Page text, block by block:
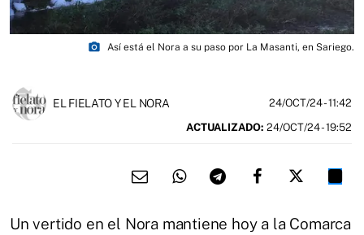
photo_camera Así está el Nora a su paso por La Masanti, en Sariego.
EL FIELATO Y EL NORA 24/OCT/24- 11:42
ACTUALIZADO: 24/OCT/24 - 19:52
Un vertido en el Nora mantiene hoy a la Comarca